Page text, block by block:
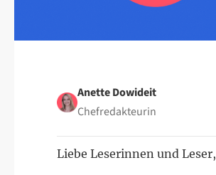
Anette Dowideit
Chefredakteurin
Liebe Leserinnen und Leser,